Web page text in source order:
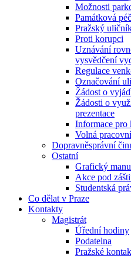
Možnosti
Památková
Pražský
Proti korupci
Uznávání
vysvědčení
Regulace
Označování
Žádost o
Žádosti o
prezentace
Informace pro
Volná
Dopravněsprávní
Ostatní
Grafický
Akce pod
Studentská
Co dělat v Praze
Kontakty
Magistrát
Úřední hodiny
Podatelna
Pražské